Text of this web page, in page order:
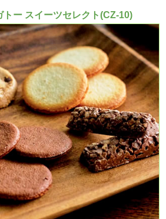
トー スイーツセレクト(CZ-10)